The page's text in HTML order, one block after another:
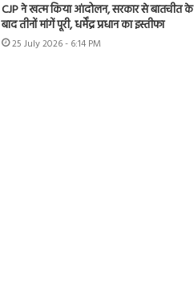
CJP ने खत्म किया आंदोलन, सरकार से बातचीत के
बाद तीनों मांगें पूरी, धर्मेंद्र प्रधान का इस्तीफा
25 July 2026 - 6:14 PM